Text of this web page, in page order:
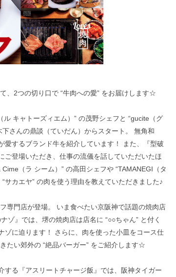
、2つの切り口で “牛肉への愛” をお届けします☆
キャトーズィエム）” の茂野シェフと “gucite（グ
さんの鼎談（ていだん）からスタート。 無角和
するブランド牛を紹介しています！ また、『型破
ご登場いただき、仕事の流儀を話していただいたほ
（ラ シーム）” の高田シェフや “TAMANEGI（タ
サカエヤ” の肉を使う理由を教えていただきました♪
専門店が登場。 いま食べたい京阪神で話題の焼肉店
ゾ』では、堺の焼肉店は店名に “○○ちゃん” と付く
ゾに迫ります！ さらに、肉を使った小皿をコース仕
たい郊外の “絶品バーガー” をご紹介します☆
する『アスリートチャージ飯』では、阪神タイガー